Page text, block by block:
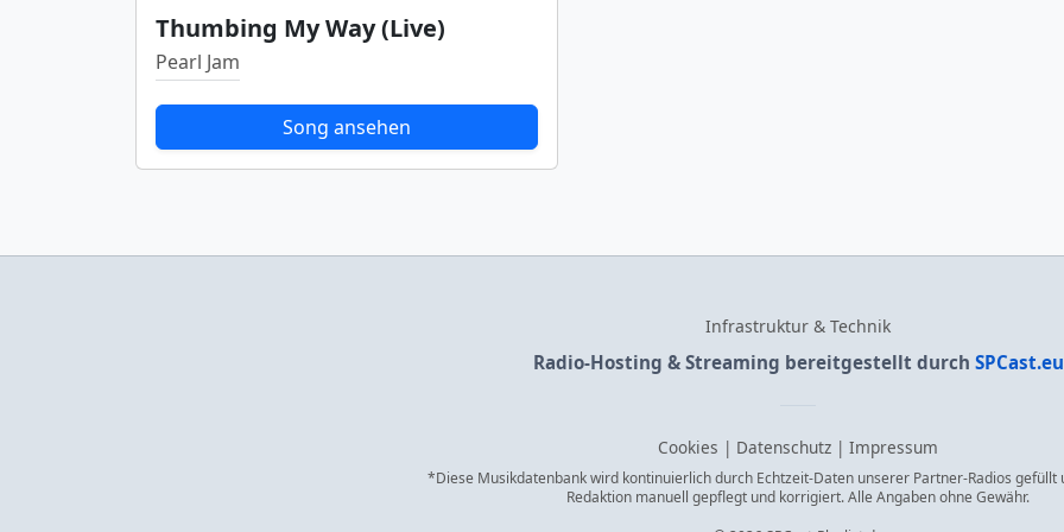
Thumbing My Way (Live)
Pearl Jam
Song ansehen
Infrastruktur & Technik
Radio-Hosting & Streaming bereitgestellt durch SPCast.eu
Cookies | Datenschutz | Impressum
*Diese Musikdatenbank wird kontinuierlich durch Echtzeit-Daten unserer Partner-Radios gefüllt
Redaktion manuell gepflegt und korrigiert. Alle Angaben ohne Gewähr.